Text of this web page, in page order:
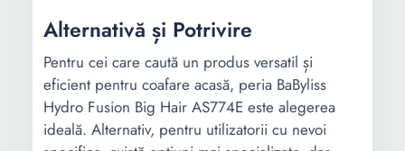
Alternativă și Potrivire
Pentru cei care caută un produs versatil și
eficient pentru coafare acasă, peria BaByliss
Hydro Fusion Big Hair AS774E este alegerea
ideală. Alternativ, pentru utilizatorii cu nevoi